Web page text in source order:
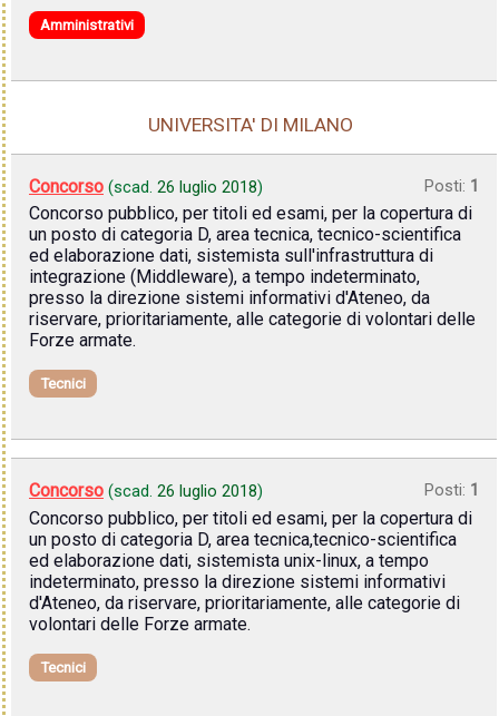
Amministrativi
UNIVERSITA' DI MILANO
Concorso (scad. 26 luglio 2018) Posti: 1
Concorso pubblico, per titoli ed esami, per la copertura di
un posto di categoria D, area tecnica, tecnico-scientifica
ed elaborazione dati, sistemista sull'infrastruttura di
integrazione (Middleware), a tempo indeterminato,
presso la direzione sistemi informativi d'Ateneo, da
riservare, prioritariamente, alle categorie di volontari delle
Forze armate.
Tecnici
Concorso (scad. 26 luglio 2018) Posti: 1
Concorso pubblico, per titoli ed esami, per la copertura di
un posto di categoria D, area tecnica,tecnico-scientifica
ed elaborazione dati, sistemista unix-linux, a tempo
indeterminato, presso la direzione sistemi informativi
d'Ateneo, da riservare, prioritariamente, alle categorie di
volontari delle Forze armate.
Tecnici